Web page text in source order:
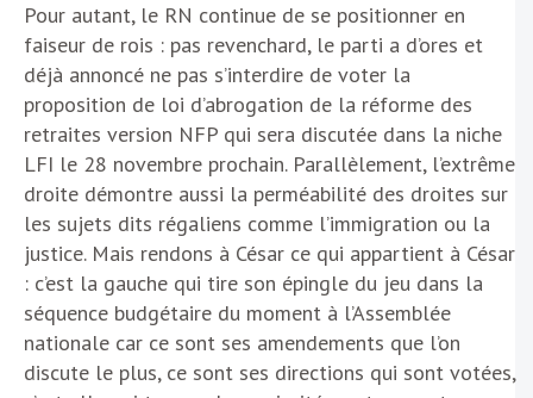
Pour autant, le RN continue de se positionner en
faiseur de rois : pas revenchard, le parti a d’ores et
déjà annoncé ne pas s’interdire de voter la
proposition de loi d’abrogation de la réforme des
retraites version NFP qui sera discutée dans la niche
LFI le 28 novembre prochain. Parallèlement, l’extrême
droite démontre aussi la perméabilité des droites sur
les sujets dits régaliens comme l’immigration ou la
justice. Mais rendons à César ce qui appartient à César
: c’est la gauche qui tire son épingle du jeu dans la
séquence budgétaire du moment à l’Assemblée
nationale car ce sont ses amendements que l’on
discute le plus, ce sont ses directions qui sont votées,